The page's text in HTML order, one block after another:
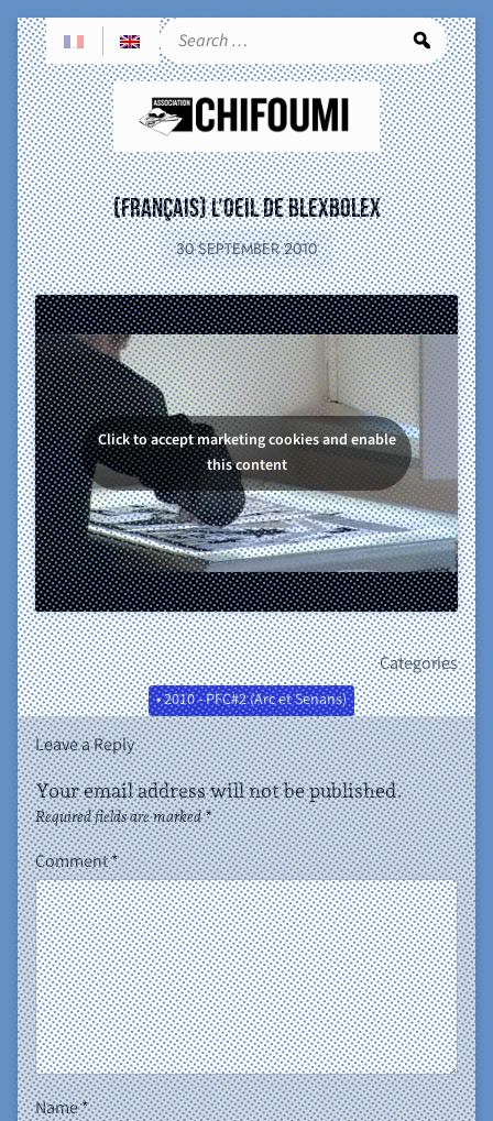
(Français) L’oeil de Blexbolex
30 SEPTEMBER 2010
Click to accept marketing cookies and enable
this content
Categories
• 2010 - PFC#2 (Arc et Senans)
Leave a Reply
Your email address will not be published.
Required fields are marked*
Comment*
Name*